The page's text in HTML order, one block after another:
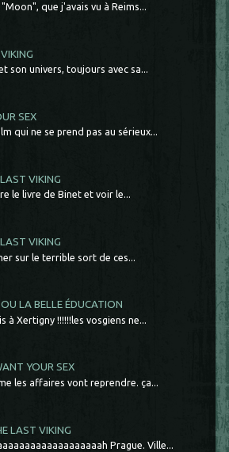
que j'avais vu à Reims...
son univers, toujours avec sa...
SEX
qui ne se prend pas au sérieux...
VIKING
le livre de Binet et voir le...
VIKING
sur le terrible sort de ces...
LA BELLE ÉDUCATION
à Xertigny !!!!!!les vosgiens ne...
YOUR SEX
les affaires vont reprendre. ça...
LAST VIKING
Prague. Ville...